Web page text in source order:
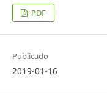
PDF
Publicado
2019-01-16